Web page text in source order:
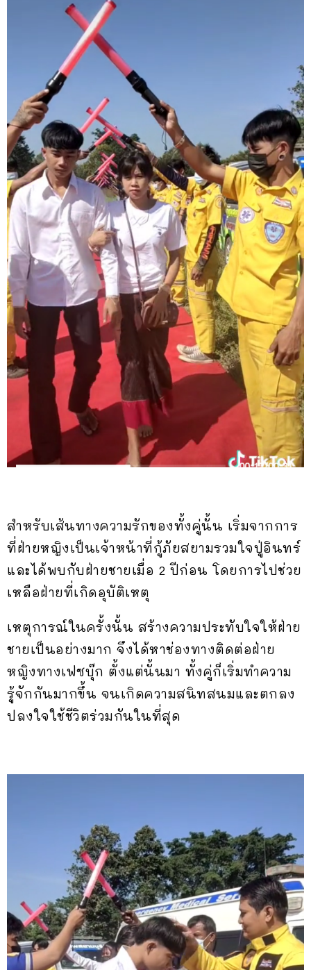
สำหรับเส้นทางความรักของทั้งคู่นั้น เริ่มจากการ
ที่ฝ่ายหญิงเป็นเจ้าหน้าที่กู้ภัยสยามรวมใจปู่อินทร์
และได้พบกับฝ่ายชายเมื่อ 2 ปีก่อน โดยการไปช่วย
เหลือฝ่ายที่เกิดอุบัติเหตุ
เหตุการณ์ในครั้งนั้น สร้างความประทับใจให้ฝ่าย
ชายเป็นอย่างมาก จึงได้หาช่องทางติดต่อฝ่าย
หญิงทางเฟซบุ๊ก ตั้งแต่นั้นมา ทั้งคู่ก็เริ่มทำความ
รู้จักกันมากขึ้น จนเกิดความสนิทสนมและตกลง
ปลงใจใช้ชีวิตร่วมกันในที่สุด